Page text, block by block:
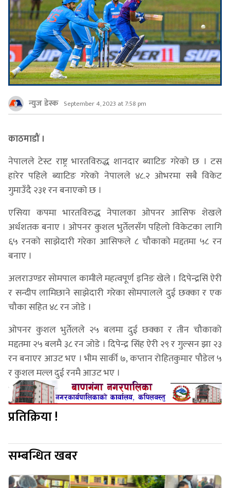
न्युज डेस्क September 4, 2023 at 7:58 pm
काठमाडौं ।
नेपालले टेस्ट राष्ट्र भारतविरुद्ध शानदार ब्याटिङ गरेको छ । टस
हारेर पहिले ब्याटिङ गरेको नेपालले ४८.२ ओभरमा सबै विकेट
गुमाउँदै २३१ रन बनाएको छ ।
एसिया कपमा भारतविरुद्ध नेपालका ओपनर आसिफ शेखले
अर्धशतक बनाए । ओपनर कुशल भुर्तेलसँग पहिलो विकेटका लागि
६५ रनको साझेदारी गरेका आसिफले ८ चौकाको मद्दतमा ५८ रन
बनाए ।
अलराउण्डर सोमपाल कामीले महत्वपूर्ण इनिङ खेले । दिपेन्द्रसिं ऐरी
र सन्दीप लामिछाने साझेदारी गरेका सोमपालले दुई छक्का र एक
चौका सहित ४८ रन जोडे ।
ओपनर कुशल भुर्तेलले २५ बलमा दुई छक्का र तीन चौकाको
मद्दतमा २५ बलमै ३८ रन जोडे । दिपेन्द्र सिंह ऐरी २९ र गुल्सन झा २३
रन बनाएर आउट भए । भीम सार्की ७, कप्तान रोहितकुमार पौडेल ५
र कुशल मल्ल दुई रनमै आउट भए ।
प्रतिक्रिया !
सम्बन्धित खबर